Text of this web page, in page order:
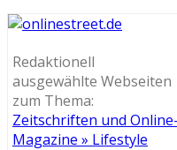
Redaktionell
ausgewählte Webseiten
zum Thema:
Zeitschriften und Online-
Magazine » Lifestyle